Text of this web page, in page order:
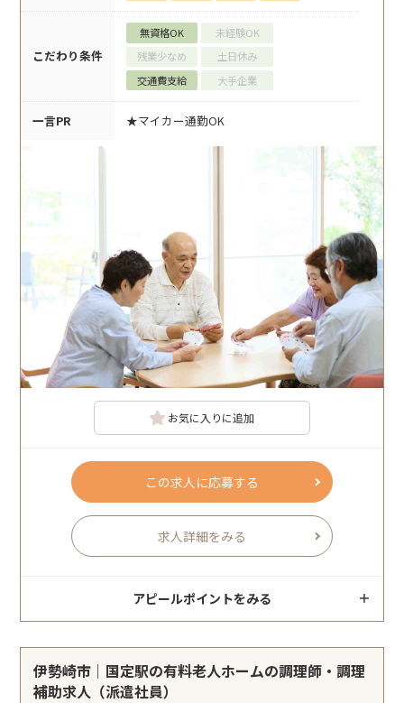
こだわり条件
無資格OK
未経験OK
残業少なめ
土日休み
交通費支給
大手企業
一言PR ★マイカー通勤OK
お気に入りに追加
この求人に応募する
求人詳細をみる
アピールポイントをみる
伊勢崎市｜国定駅の有料老人ホームの調理師・調理
補助求人（派遣社員）